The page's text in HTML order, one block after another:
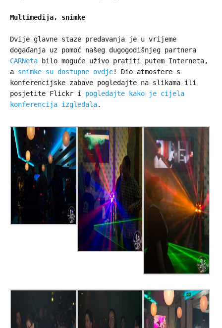
Multimedija, snimke
Dvije glavne staze predavanja je u vrijeme
događanja uz pomoć našeg dugogodišnjeg partnera
CARNeta
bilo moguće uživo pratiti putem Interneta,
a snimke su dostupne ovdje! Dio atmosfere s
konferencijske zabave pogledajte na slikama ili
posjetite Flickr i pogledajte kako je cijela
konferencija izgledala.